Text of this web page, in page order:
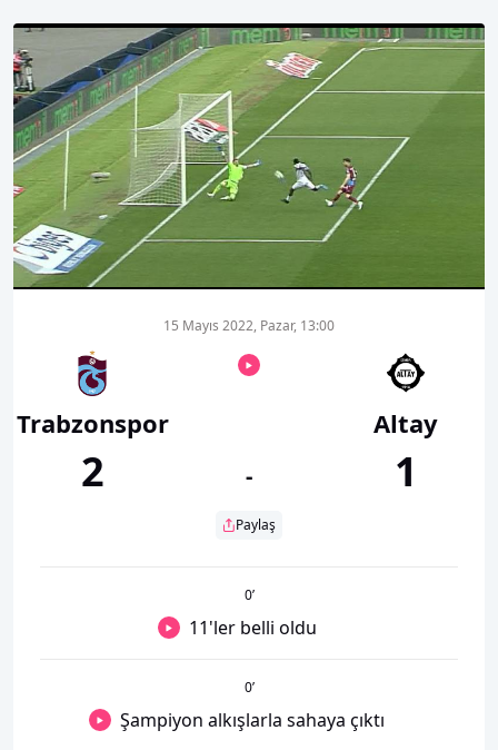
00:01
Trabzonspor
2
15 Mayıs 2022, Pazar, 13:00
-
Paylaş
Altay
1
0’
11'ler belli oldu
0’
Şampiyon alkışlarla sahaya çıktı